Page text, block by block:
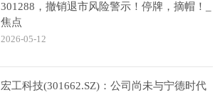
301288，撤销退市风险警示！停牌，摘帽！_
焦点
2026-05-12
宏工科技(301662.SZ)：公司尚未与宁德时代